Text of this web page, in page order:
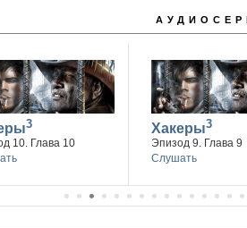
3
10. Глава 10
Хакеры3
Эпизод 9. Глава 9
Слушать